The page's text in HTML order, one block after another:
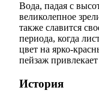
Вода, падая с
великолепное
также славится
периода, когда
цвет на ярко-
пейзаж
История